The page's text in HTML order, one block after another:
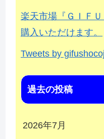
楽天市場『ＧＩＦ
購入いただけます。
Tweets by
過去の投稿
2026年7月